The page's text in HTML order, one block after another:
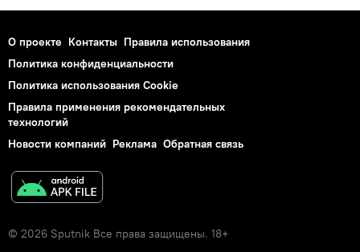
О проекте Контакты Правила использования
Политика конфиденциальности
Политика использования Cookie
Правила применения рекомендательных
технологий
Новости компаний Реклама Обратная связь
© 2026 Sputnik Все права защищены. 18+